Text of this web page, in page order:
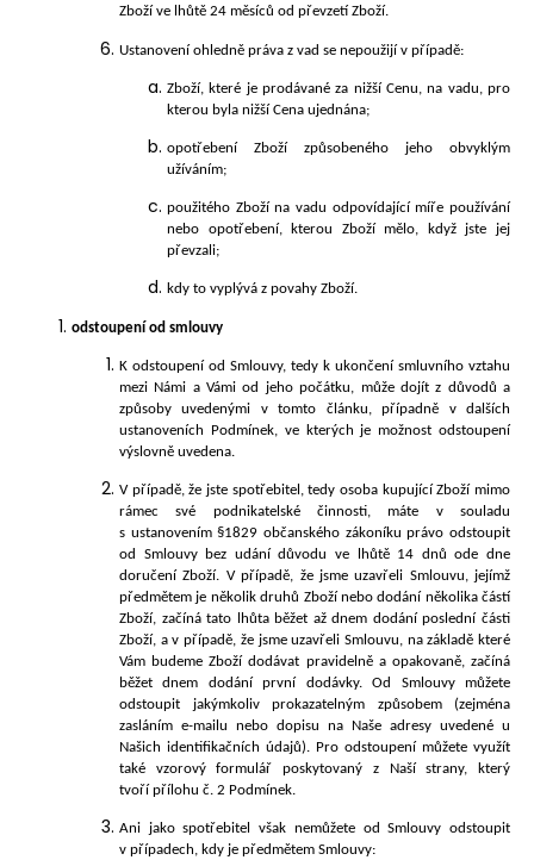
Zboží ve lhůtě 24 měsíců od převzetí Zboží.
Ustanovení ohledně práva z vad se nepoužijí v případě:
Zboží, které je prodávané za nižší Cenu, na vadu, pro
kterou byla nižší Cena ujednána;
opotřebení Zboží způsobeného jeho obvyklým
užíváním;
použitého Zboží na vadu odpovídající míře používání
nebo opotřebení, kterou Zboží mělo, když jste jej
převzali;
kdy to vyplývá z povahy Zboží.
odstoupení od smlouvy
K odstoupení od Smlouvy, tedy k ukončení smluvního vztahu
mezi Námi a Vámi od jeho počátku, může dojít z důvodů a
způsoby uvedenými v tomto článku, případně v dalších
ustanoveních Podmínek, ve kterých je možnost odstoupení
výslovně uvedena.
V případě, že jste spotřebitel, tedy osoba kupující Zboží mimo
rámec své podnikatelské činnosti, máte v souladu
s ustanovením §1829 občanského zákoníku právo odstoupit
od Smlouvy bez udání důvodu ve lhůtě 14 dnů ode dne
doručení Zboží. V případě, že jsme uzavřeli Smlouvu, jejímž
předmětem je několik druhů Zboží nebo dodání několika částí
Zboží, začíná tato lhůta běžet až dnem dodání poslední části
Zboží, a v případě, že jsme uzavřeli Smlouvu, na základě které
Vám budeme Zboží dodávat pravidelně a opakovaně, začíná
běžet dnem dodání první dodávky. Od Smlouvy můžete
odstoupit jakýmkoliv prokazatelným způsobem (zejména
zasláním e-mailu nebo dopisu na Naše adresy uvedené u
Našich identifikačních údajů). Pro odstoupení můžete využít
také vzorový formulář poskytovaný z Naší strany, který
tvoří přílohu č. 2 Podmínek.
Ani jako spotřebitel však nemůžete od Smlouvy odstoupit
v případech, kdy je předmětem Smlouvy: